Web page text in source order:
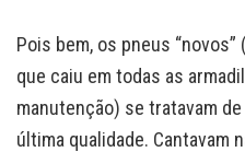
Pois bem, os pneus
que caiu em todas as
manutenção) se tratavam
última qualidade. Cantavam